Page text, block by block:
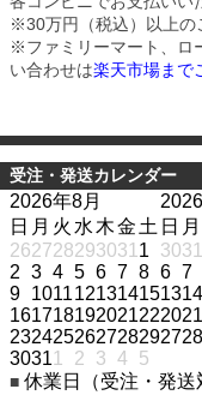
※30万円（税込）以上の
※ファミリーマート、ロ
い合わせは楽天市場まで
受注・発送カレンダー
2026年8月
日 月 火 水 木金 土
262728293031 1
2 3 4 5 6 7 8
9 101112131415
16171819202122
23242526272829
30311 2 3 4 5
日 月
3031
6 7
1314
2021
2728
■ 休業日（受注・発送